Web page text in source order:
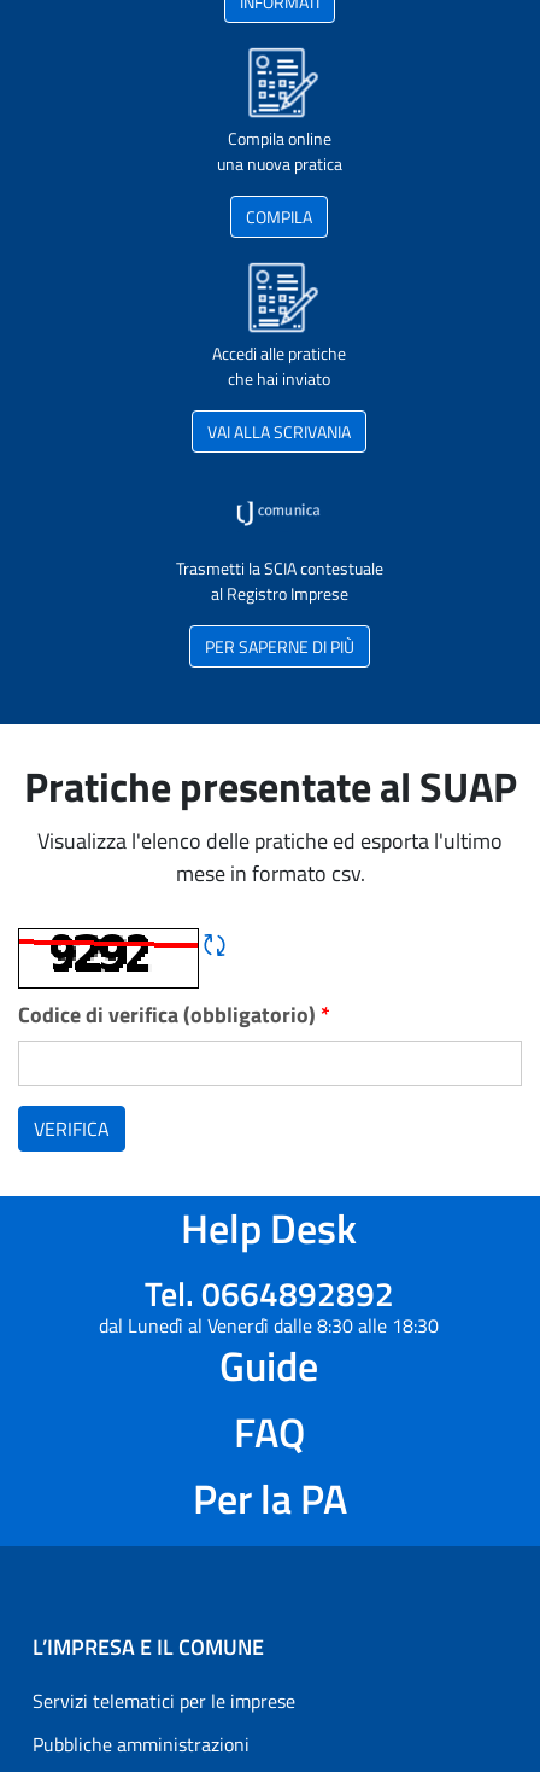
Compila online
una nuova pratica
COMPILA
Accedi alle pratiche
che hai inviato
VAI ALLA SCRIVANIA
Trasmetti la SCIA contestuale
al Registro Imprese
PER SAPERNE DI PIÙ
Pratiche presentate al SUAP
Visualizza l'elenco delle pratiche ed esporta l'ultimo
mese in formato csv.
Rigene CAPTCHA
Codice di verifica (obbligatorio) *
VERIFICA
Help Desk
Tel. 0664892892
dal Lunedì al Venerdì dalle 8:30 alle 18:30
Guide
FAQ
Per la PA
L’IMPRESA E IL COMUNE
Servizi telematici per le imprese
Pubbliche amministrazioni